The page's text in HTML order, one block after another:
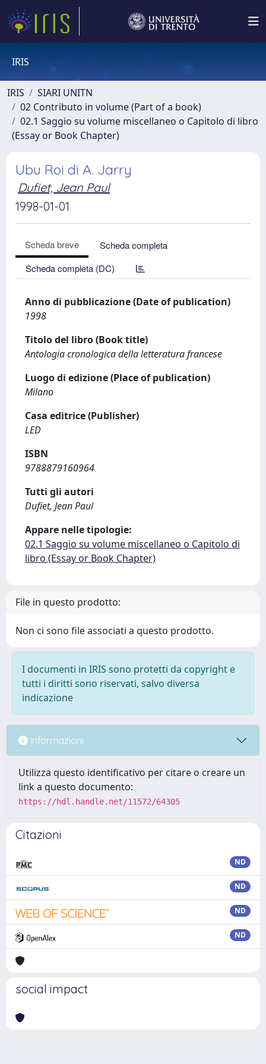
IRIS
IRIS
SIARI UNITN
02 Contributo in volume (Part of a book)
02.1 Saggio su volume miscellaneo o Capitolo di libro
(Essay or Book Chapter)
Ubu Roi di A. Jarry
Dufiet, Jean Paul
1998-01-01
Scheda breve
Scheda completa
Scheda completa (DC)
Anno di pubblicazione (Date of publication)
1998
Titolo del libro (Book title)
Antologia cronologica della letteratura francese
Luogo di edizione (Place of publication)
Milano
Casa editrice (Publisher)
LED
ISBN
9788879160964
Tutti gli autori
Dufiet, Jean Paul
Appare nelle tipologie:
02.1 Saggio su volume miscellaneo o Capitolo di
libro (Essay or Book Chapter)
File in questo prodotto:
Non ci sono file associati a questo prodotto.
I documenti in IRIS sono protetti da copyright e
tutti i diritti sono riservati, salvo diversa
indicazione
Informazioni
Utilizza questo identificativo per citare o creare un
link a questo documento:
https://hdl.handle.net/11572/64305
Citazioni
ND
ND
ND
ND
social impact